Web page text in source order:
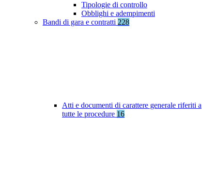
Tipologie di controllo
Obblighi e adempimenti
Bandi di gara e contratti 228
Atti e documenti di carattere generale riferiti a
tutte le procedure 16